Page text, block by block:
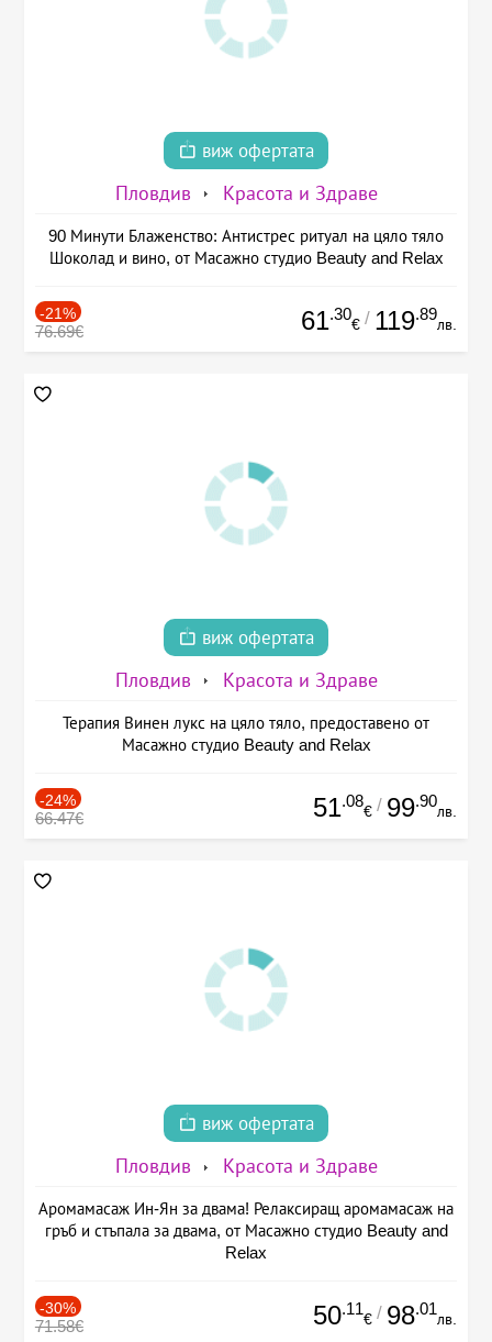
виж офертата
Пловдив Красота и Здраве
90 Минути Блаженство: Антистрес ритуал на цяло тяло
Шоколад и вино, от Масажно студио Beauty and Relax
-21%
76.69€ 61.30
€ / 119.89
лв.
виж офертата
Пловдив Красота и Здраве
Терапия Винен лукс на цяло тяло, предоставено от
Масажно студио Beauty and Relax
-24%
66.47€ 51.08
€ / 99.90
лв.
виж офертата
Пловдив Красота и Здраве
Аромамасаж Ин-Ян за двама! Релаксиращ аромамасаж на
гръб и стъпала за двама, от Масажно студио Beauty and
Relax
-30%
71.58€ 50.11
€ / 98.01
лв.